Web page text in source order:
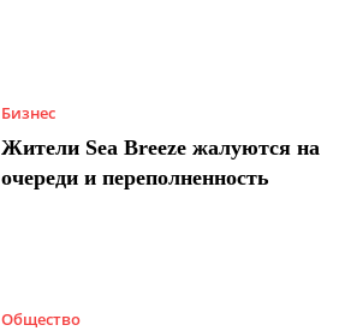
Бизнес
Жители Sea Breeze жалуются на
очереди и переполненность
Общество